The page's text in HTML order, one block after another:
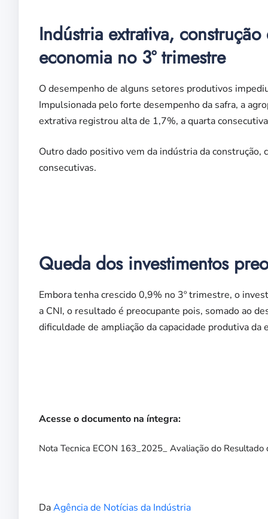
Indústria extrativa,
economia no 3º trimestre
O desempenho de alguns setores produtivos
Impulsionada pelo forte desempenho da safra, a
extrativa registrou alta de 1,7%, a quarta
Outro dado positivo vem da indústria da
consecutivas.
Queda dos investimentos
Embora tenha crescido 0,9% no 3º trimestre, o
a CNI, o resultado é preocupante pois, somado ao
dificuldade de ampliação da capacidade produtiva da
Acesse o documento na íntegra:
Nota Tecnica ECON 163_2025_ Avaliação do
DaAgência de Notícias da Indústria